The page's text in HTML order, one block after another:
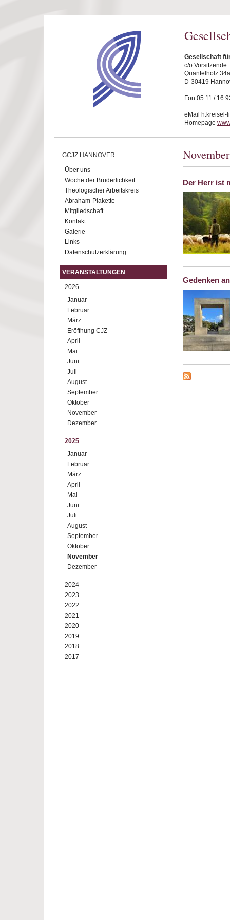
Gesellschaft
c/o
Quantelholz 34a
D-30419
Fon 05 11 / 16
eMail h.kreisel-
Homepage
GCJZ HANNOVER
Über uns
Woche der Brüderlichkeit
Theologischer Arbeitskreis
Abraham-Plakette
Mitgliedschaft
Kontakt
Galerie
Links
Datenschutzerklärung
VERANSTALTUNGEN
2026
Januar
Februar
März
Eröffnung CJZ
April
Mai
Juni
Juli
August
September
Oktober
November
Dezember
2025
Januar
Februar
März
April
Mai
Juni
Juli
August
September
Oktober
November
Dezember
2024
2023
2022
2021
2020
2019
2018
2017
Der Herr ist
Gedenken